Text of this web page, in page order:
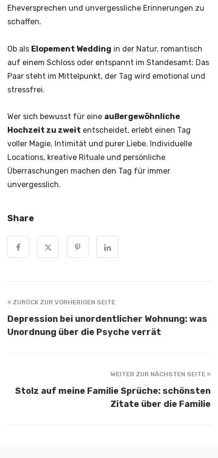
Eheversprechen und unvergessliche Erinnerungen zu
schaffen.
Ob als Elopement Wedding in der Natur, romantisch
auf einem Schloss oder entspannt im Standesamt: Das
Paar steht im Mittelpunkt, der Tag wird emotional und
stressfrei.
Wer sich bewusst für eine außergewöhnliche
Hochzeit zu zweit entscheidet, erlebt einen Tag
voller Magie, Intimität und purer Liebe. Individuelle
Locations, kreative Rituale und persönliche
Überraschungen machen den Tag für immer
unvergesslich.
Share
« ZURÜCK ZUR VORHERIGEN SEITE
Depression bei unordentlicher Wohnung: was
Unordnung über die Psyche verrät
WEITER ZUR NÄCHSTEN SEITE »
Stolz auf meine Familie Sprüche: schönsten
Zitate über die Familie